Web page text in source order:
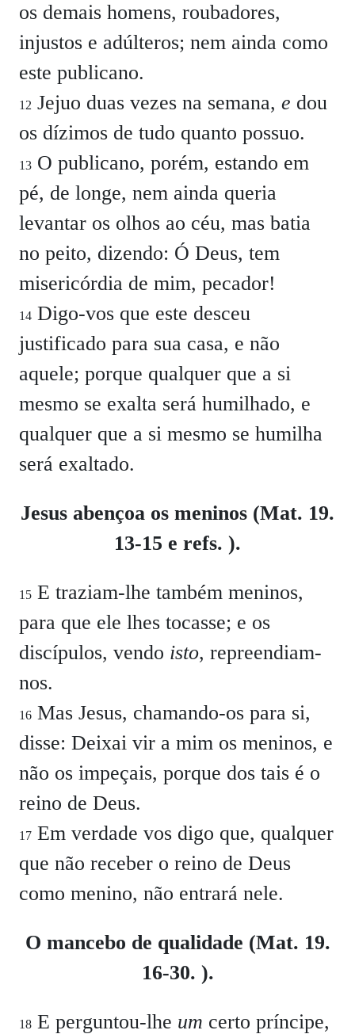
os demais homens, roubadores,
injustos e adúlteros; nem ainda como
este publicano.
12 Jejuo duas vezes na semana, e dou
os dízimos de tudo quanto possuo.
13 O publicano, porém, estando em
pé, de longe, nem ainda queria
levantar os olhos ao céu, mas batia
no peito, dizendo: Ó Deus, tem
misericórdia de mim, pecador!
14 Digo-vos que este desceu
justificado para sua casa, e não
aquele; porque qualquer que a si
mesmo se exalta será humilhado, e
qualquer que a si mesmo se humilha
será exaltado.
Jesus abençoa os meninos (Mat. 19.
13-15 e refs. ).
15 E traziam-lhe também meninos,
para que ele lhes tocasse; e os
discípulos, vendo isto, repreendiam-
nos.
16 Mas Jesus, chamando-os para si,
disse: Deixai vir a mim os meninos, e
não os impeçais, porque dos tais é o
reino de Deus.
17 Em verdade vos digo que, qualquer
que não receber o reino de Deus
como menino, não entrará nele.
O mancebo de qualidade (Mat. 19.
16-30. ).
18 E perguntou-lhe um certo príncipe,